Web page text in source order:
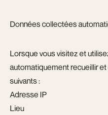
Données collectées
Lorsque vous visitez et
automatiquement recueillir
suivants :
Adresse IP
Lieu